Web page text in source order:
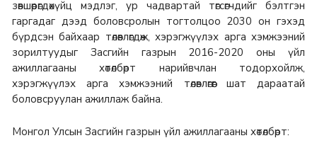
зөвшөөрөгдөхүйц мэдлэг, ур чадвартай төгсөгчдийг бэлтгэн
гаргадаг дээд боловсролын тогтолцоо 2030 он гэхэд
бүрдсэн байхаар төлөвлөгдөж, хэрэгжүүлэх арга хэмжээний
зорилтуудыг Засгийн газрын 2016-2020 оны үйл
ажиллагааны хөтөлбөрт нарийвчлан тодорхойлж,
хэрэгжүүлэх арга хэмжээний төлөвлөгөөг шат дараатай
боловсруулан ажиллаж байна.
Монгол Улсын Засгийн газрын үйл ажиллагааны хөтөлбөрт: